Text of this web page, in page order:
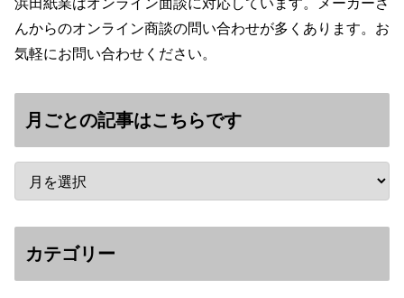
浜田紙業はオンライン面談に対応しています。メーカーさ
んからのオンライン商談の問い合わせが多くあります。お
気軽にお問い合わせください。
月ごとの記事はこちらです
カテゴリー